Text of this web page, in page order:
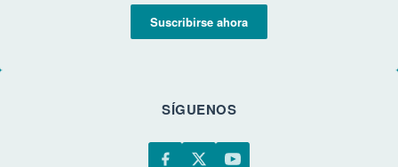
Suscribirse ahora
SÍGUENOS